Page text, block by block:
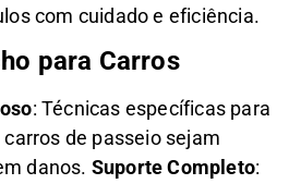
com cuidado e eficiência.
para Carros
: Técnicas específicas para
de passeio sejam
danos. Suporte Completo: